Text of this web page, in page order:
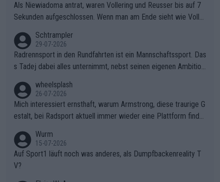
Als Niewiadoma antrat, waren Vollering und Reusser bis auf 7
Sekunden aufgeschlossen. Wenn man am Ende sieht wie Voller
ering die 7 Sekunden zu Niewiadoma nicht geschlossen hat un
d den Abstand hat anwachsen lassen. Ein schwerer taktischer
Fehler, der den Tour Sieg kosten wird.Diese Beobachtung trifft
Zögerlichkeit von Demi Vollering in diesem Moment war das e
ntscheidende Puzzleteil, das Katarzyna Niewiadoma die Tür z
um Gelben Trikot geöffnet hat.Das taktische Dilemma am Mon
t VentouxDie psychologische Falle: Vollering spekulierte in die
ser Phase darauf, dass Marlen Reusser im Gelben Trikot die N
achführarbeit leistet, um ihre Gesamtführung zu verteidigen.De
r Pokereinsatz: Anstatt die verbleibenden 7 Sekunden sofort s
elbst zuzufahren, verließ sich Vollering zu lange auf die Tempo
Schtrampler
29-07-2026
Radrennsport in den Rundfahrten ist ein Mannschaftssport. Das
s Tadej dabei alles unternimmt, nebst seinen eigenen Ambition
ganze Team auch mental stark zu machen und konkret am Erf
olg teilzuhaben, ist ihm ganz hoch anzurechnen. Das ist ein Zei
chen weit über den Radsport hinaus.
wheelsplash
26-07-2026
Mich interessiert ernsthaft, warum Armstrong, diese traurige G
estalt, bei Radsport aktuell immer wieder eine Plattform finde
Wurm
15-07-2026
Auf Sport1 läuft noch was anderes, als Dumpfbackenreality T
V?